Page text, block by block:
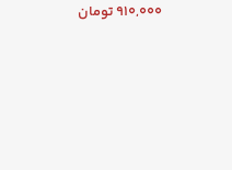
910,000تومان